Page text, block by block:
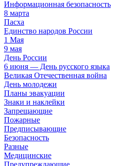
Информационная безопасность
8 марта
Пасха
Единство народов России
1 Мая
9 мая
День России
6 июня — День русского языка
Великая Отечественная война
День молодежи
Планы эвакуации
Знаки и наклейки
Запрещающие
Пожарные
Предписывающие
Безопасность
Разные
Медицинские
Предупреждающие